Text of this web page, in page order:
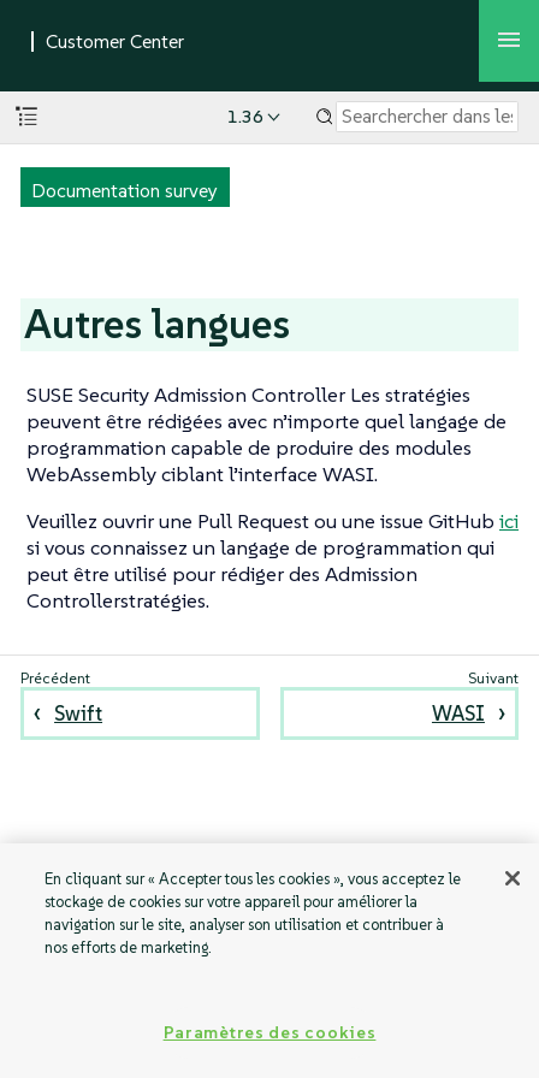
1.36
Documentation survey
Autres langues
SUSE Security Admission Controller Les stratégies
peuvent être rédigées avec n’importe quel langage de
programmation capable de produire des modules
WebAssembly ciblant l’interface WASI.
Veuillez ouvrir une Pull Request ou une issue GitHub ici
si vous connaissez un langage de programmation qui
peut être utilisé pour rédiger des Admission
Controllerstratégies.
Swift WASI
En cliquant sur « Accepter tous les cookies », vous acceptez le
stockage de cookies sur votre appareil pour améliorer la
navigation sur le site, analyser son utilisation et contribuer à
nos efforts de marketing.
Paramètres des cookies